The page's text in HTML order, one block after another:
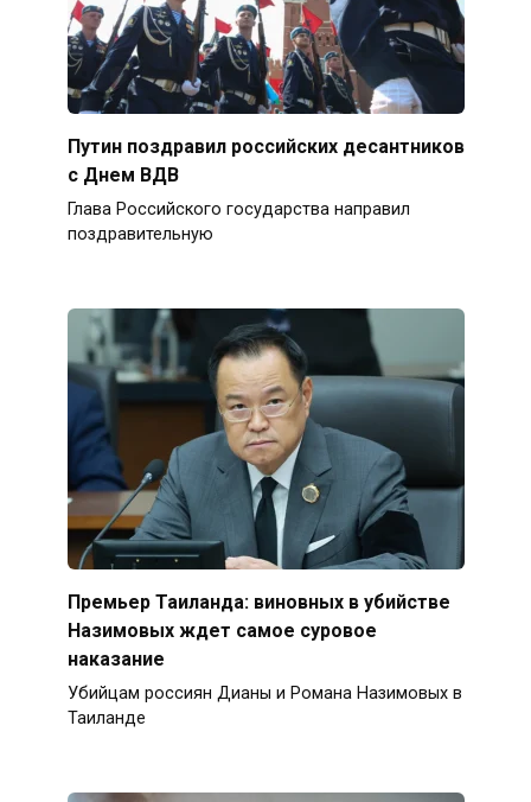
Путин поздравил российских десантников
с Днем ВДВ
Глава Российского государства направил
поздравительную
Премьер Таиланда: виновных в убийстве
Назимовых ждет самое суровое
наказание
Убийцам россиян Дианы и Романа Назимовых в
Таиланде